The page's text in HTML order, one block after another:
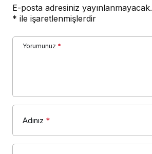
E-posta adresiniz yayınlanmayacak.
* ile işaretlenmişlerdir
Yorumunuz *
Adınız *